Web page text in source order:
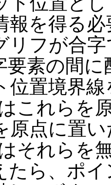
報を得る
リフが合
要素の間
位置境界
これらを
原点に置
それらを
たら、ポ